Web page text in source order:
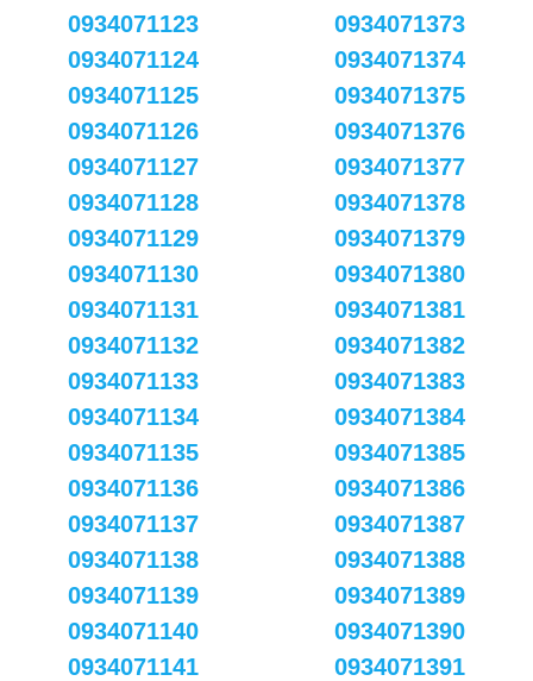
0934071123
0934071124
0934071125
0934071126
0934071127
0934071128
0934071129
0934071130
0934071131
0934071132
0934071133
0934071134
0934071135
0934071136
0934071137
0934071138
0934071139
0934071140
0934071141
0934071373
0934071374
0934071375
0934071376
0934071377
0934071378
0934071379
0934071380
0934071381
0934071382
0934071383
0934071384
0934071385
0934071386
0934071387
0934071388
0934071389
0934071390
0934071391